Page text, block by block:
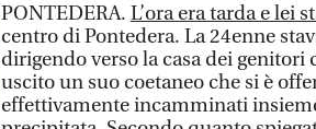
PONTEDERA. L’ora era tarda e lei
centro di Pontedera. La 24enne
dirigendo verso la casa dei
uscito un suo coetaneo che si è
effettivamente incamminati